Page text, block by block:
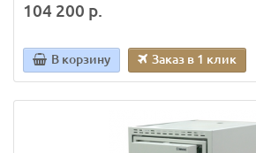
104 200 р.
В корзину Заказ в 1 клик